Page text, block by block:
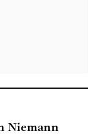
Niemann